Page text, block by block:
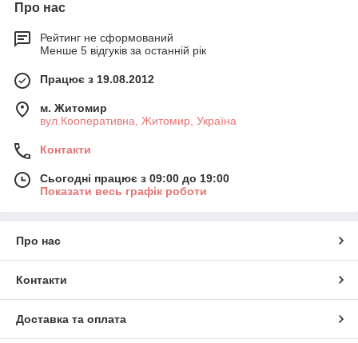
Про нас
Рейтинг не сформований
Менше 5 відгуків за останній рік
Працює з 19.08.2012
м. Житомир
вул.Кооперативна, Житомир, Україна
Контакти
Сьогодні працює з 09:00 до 19:00
Показати весь графік роботи
Про нас
Контакти
Доставка та оплата